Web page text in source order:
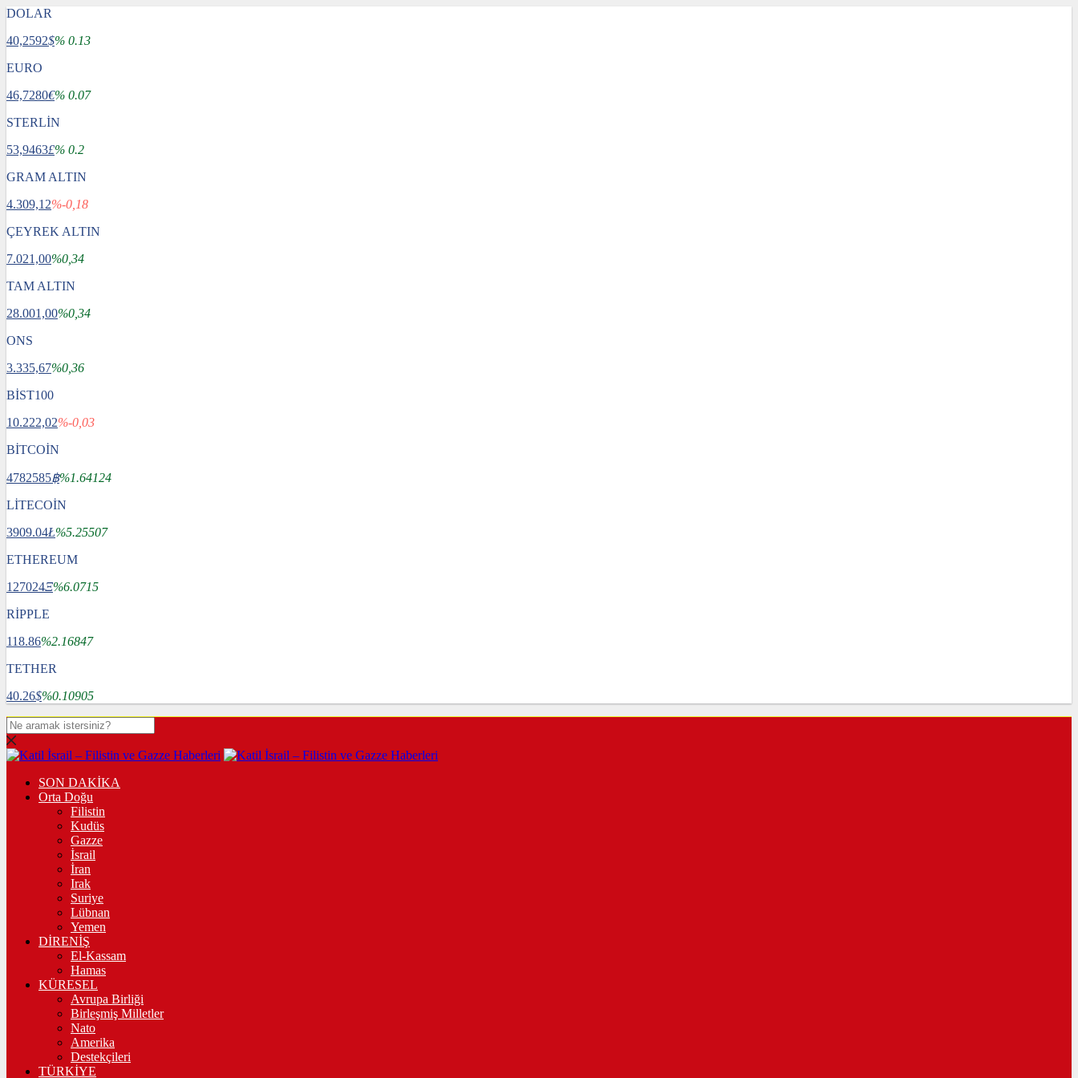
DOLAR
40,2592$% 0.13
EURO
46,7280€% 0.07
STERLİN
53,9463£% 0.2
GRAM ALTIN
4.309,12%-0,18
ÇEYREK ALTIN
7.021,00%0,34
TAM ALTIN
28.001,00%0,34
ONS
3.335,67%0,36
BİST100
10.222,02%-0,03
BİTCOİN
4782585฿%1.64124
LİTECOİN
3909.04Ł%5.25507
ETHEREUM
127024Ξ%6.0715
RİPPLE
118.86%2.16847
TETHER
40.26$%0.10905
SON DAKİKA
Orta Doğu
Filistin
Kudüs
Gazze
İsrail
İran
Irak
Suriye
Lübnan
Yemen
DİRENİŞ
El-Kassam
Hamas
KÜRESEL
Avrupa Birliği
Birleşmiş Milletler
Nato
Amerika
Destekçileri
TÜRKİYE